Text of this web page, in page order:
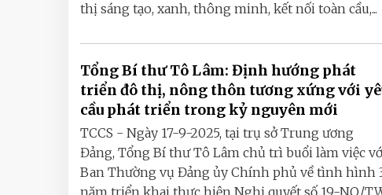
thị sáng tạo, xanh, thông minh, kết nối toàn cầu,...
Tổng Bí thư Tô Lâm: Định hướng phát
triển đô thị, nông thôn tương xứng với
cầu phát triển trong kỷ nguyên mới
TCCS - Ngày 17-9-2025, tại trụ sở Trung ương
Đảng, Tổng Bí thư Tô Lâm chủ trì buổi làm việc
Ban Thường vụ Đảng ủy Chính phủ về tình hình
năm triển khai thực hiện Nghị quyết số 19-NQ/